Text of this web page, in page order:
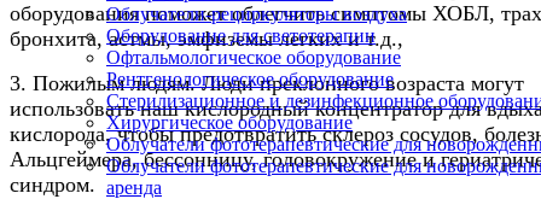
Облучатели-рециркуляторы воздуха
Оборудование для светотерапии
Офтальмологическое оборудование
Рентгенологическое оборудование
Стерилизационное и дезинфекционное
Хирургическое оборудование
Облучатели фототерапевтические для
Облучатели фототерапевтические для
аренда
оборудования поможет облегчить симптомы ХОБЛ,
бронхита, астмы, эмфиземы легких и т.д.,
3. Пожилым людям. Люди преклонного возраста могут
использовать наш кислородный концентратор для
кислорода, чтобы предотвратить склероз сосудов,
Альцгеймера, бессонницу, головокружение и
синдром.